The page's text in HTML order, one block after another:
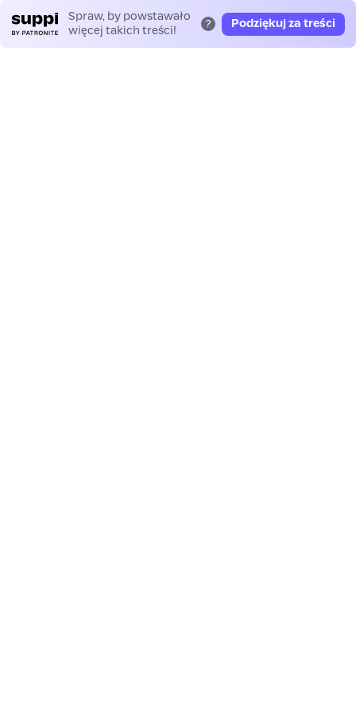
Spraw, by powstawało
więcej takich treści!
? Podziękuj za treści